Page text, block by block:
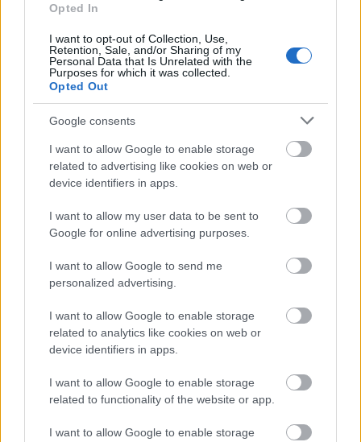
Opted In
I want to opt-out of Collection, Use,
Retention, Sale, and/or Sharing of my
Personal Data that Is Unrelated with the
Purposes for which it was collected.
Opted Out
Google consents
I want to allow Google to enable storage
related to advertising like cookies on web or
device identifiers in apps.
I want to allow my user data to be sent to
Google for online advertising purposes.
I want to allow Google to send me
personalized advertising.
I want to allow Google to enable storage
related to analytics like cookies on web or
device identifiers in apps.
I want to allow Google to enable storage
related to functionality of the website or app.
I want to allow Google to enable storage